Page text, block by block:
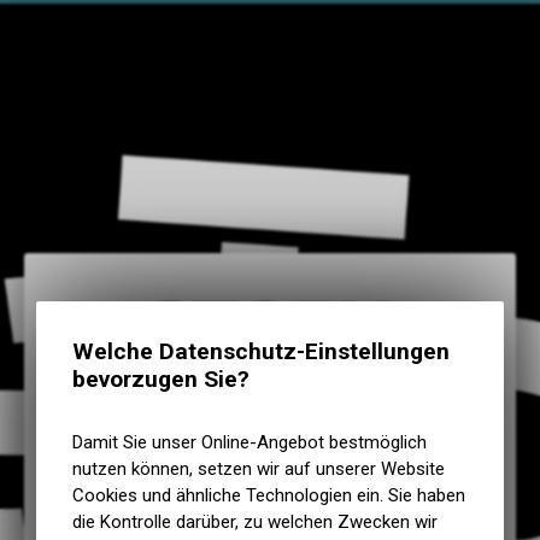
STORY
E-Mail eingeben
Passwort eingeben
Welche Datenschutz-Einstellungen
bevorzugen Sie?
Damit Sie unser Online-Angebot bestmöglich
nutzen können, setzen wir auf unserer Website
Cookies und ähnliche Technologien ein. Sie haben
die Kontrolle darüber, zu welchen Zwecken wir